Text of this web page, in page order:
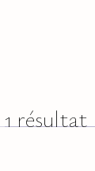
1 résultat